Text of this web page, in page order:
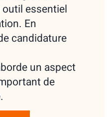
essentiel
En
candidature
un aspect
de